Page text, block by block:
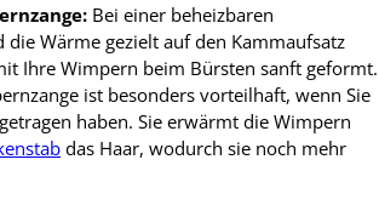
Bei einer beheizbaren
Wärme gezielt auf den Kammaufsatz
Ihre Wimpern beim Bürsten sanft geformt.
ist besonders vorteilhaft, wenn Sie
haben. Sie erwärmt die Wimpern
das Haar, wodurch sie noch mehr